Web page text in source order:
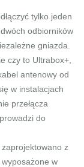
tylko jeden
odbiorników
gniazda.
czy to Ultrabox+,
antenowy od
w instalacjach
przełącza
do
z
w